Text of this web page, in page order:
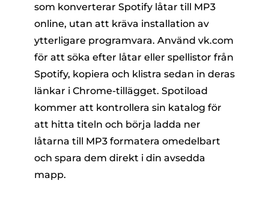
som konverterar Spotify låtar till MP3
online, utan att kräva installation av
ytterligare programvara. Använd vk.com
för att söka efter låtar eller spellistor från
Spotify, kopiera och klistra sedan in deras
länkar i Chrome-tillägget. Spotiload
kommer att kontrollera sin katalog för
att hitta titeln och börja ladda ner
låtarna till MP3 formatera omedelbart
och spara dem direkt i din avsedda
mapp.